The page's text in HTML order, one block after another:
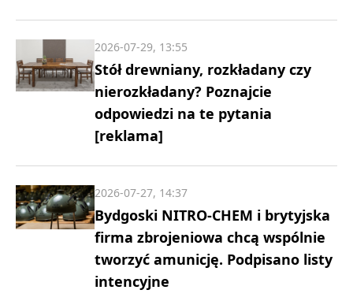
Stół drewniany, rozkładany czy
nierozkładany? Poznajcie
odpowiedzi na te pytania
[reklama]
2026-07-29, 13:55
Bydgoski NITRO-CHEM i brytyjska
firma zbrojeniowa chcą wspólnie
tworzyć amunicję. Podpisano listy
intencyjne
2026-07-27, 14:37